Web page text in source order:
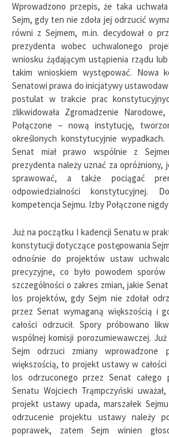
Wprowadzono przepis, że taka
Sejm, gdy ten nie zdoła jej odrzucić
równi z Sejmem, m.in. decydował o
prezydenta wobec uchwalonego
wniosku żądającym ustąpienia rządu
takim wnioskiem występować. Nowa
Senatowi prawa do inicjatywy
postulat w trakcie prac
zlikwidowała Zgromadzenie
Połączone – nową instytucję,
określonych konstytucyjnie wypadkach.
Senat miał prawo wspólnie z
prezydenta należy uznać za
sprawować, a także pociągać
odpowiedzialności konstytucyjnej.
kompetencja Sejmu. Izby Połączone nigdy
Już na początku I kadencji Senatu w
konstytucji dotyczące postępowania
odnośnie do projektów ustaw
precyzyjne, co było powodem sporów
szczególności o zakres zmian, jakie
los projektów, gdy Sejm nie zdołał
przez Senat wymaganą większością i
całości odrzucił. Spory próbowano
wspólnej komisji porozumiewawczej.
Sejm odrzuci zmiany wprowadzone
większością, to projekt ustawy w całości
los odrzuconego przez Senat całego
Senatu Wojciech Trąmpczyński
projekt ustawy upada, marszałek
odrzucenie projektu ustawy należy
poprawek, zatem Sejm winien